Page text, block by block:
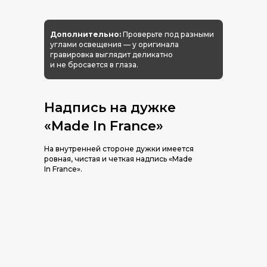
Дополнительно: Проверьте под разными
углами освещения — у оригинала
гравировка выглядит деликатно
и не бросается в глаза.
На внутренней стороне дужки имеется
ровная, чистая и четкая надпись «Made
In France».
Надпись на дужке
«Made In France»